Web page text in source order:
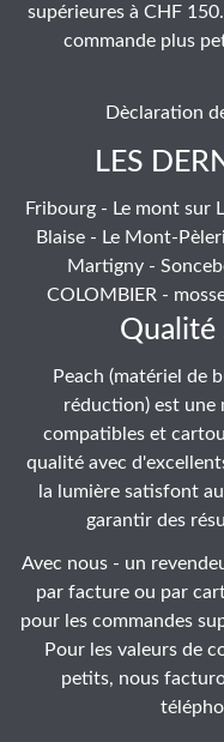
supérieures à CHF
commande plus
Dèclaration
LES
Fribourg - Le mont sur
Blaise - Le Mont-
Martigny -
COLOMBIER -
Qualité
Peach (matériel de
réduction) est une
compatibles et
qualité avec
la lumière satisfont
garantir des
Avec nous - un
par facture ou par
pour les commandes
Pour les valeurs de
petits, nous